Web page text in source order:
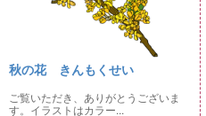
秋の花 きんもくせい
ご覧いただき、ありがとうございま
す。イラストはカラー...